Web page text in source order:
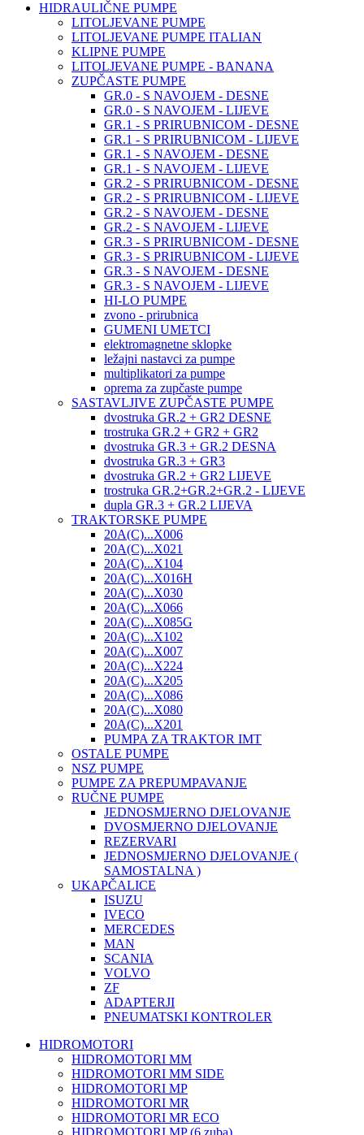
HIDRAULIČNE PUMPE
LITOLJEVANE PUMPE
LITOLJEVANE PUMPE ITALIAN
KLIPNE PUMPE
LITOLJEVANE PUMPE - BANANA
ZUPČASTE PUMPE
GR.0 - S NAVOJEM - DESNE
GR.0 - S NAVOJEM - LIJEVE
GR.1 - S PRIRUBNICOM - DESNE
GR.1 - S PRIRUBNICOM - LIJEVE
GR.1 - S NAVOJEM - DESNE
GR.1 - S NAVOJEM - LIJEVE
GR.2 - S PRIRUBNICOM - DESNE
GR.2 - S PRIRUBNICOM - LIJEVE
GR.2 - S NAVOJEM - DESNE
GR.2 - S NAVOJEM - LIJEVE
GR.3 - S PRIRUBNICOM - DESNE
GR.3 - S PRIRUBNICOM - LIJEVE
GR.3 - S NAVOJEM - DESNE
GR.3 - S NAVOJEM - LIJEVE
HI-LO PUMPE
zvono - prirubnica
GUMENI UMETCI
elektromagnetne sklopke
ležajni nastavci za pumpe
multiplikatori za pumpe
oprema za zupčaste pumpe
SASTAVLJIVE ZUPČASTE PUMPE
dvostruka GR.2 + GR2 DESNE
trostruka GR.2 + GR2 + GR2
dvostruka GR.3 + GR.2 DESNA
dvostruka GR.3 + GR3
dvostruka GR.2 + GR2 LIJEVE
trostruka GR.2+GR.2+GR.2 - LIJEVE
dupla GR.3 + GR.2 LIJEVA
TRAKTORSKE PUMPE
20A(C)...X006
20A(C)...X021
20A(C)...X104
20A(C)...X016H
20A(C)...X030
20A(C)...X066
20A(C)...X085G
20A(C)...X102
20A(C)...X007
20A(C)...X224
20A(C)...X205
20A(C)...X086
20A(C)...X080
20A(C)...X201
PUMPA ZA TRAKTOR IMT
OSTALE PUMPE
NSZ PUMPE
PUMPE ZA PREPUMPAVANJE
RUČNE PUMPE
JEDNOSMJERNO DJELOVANJE
DVOSMJERNO DJELOVANJE
REZERVARI
JEDNOSMJERNO DJELOVANJE (
SAMOSTALNA )
UKAPČALICE
ISUZU
IVECO
MERCEDES
MAN
SCANIA
VOLVO
ZF
ADAPTERJI
PNEUMATSKI KONTROLER
HIDROMOTORI
HIDROMOTORI MM
HIDROMOTORI MM SIDE
HIDROMOTORI MP
HIDROMOTORI MR
HIDROMOTORI MR ECO
HIDROMOTORI MP (6 zuba)